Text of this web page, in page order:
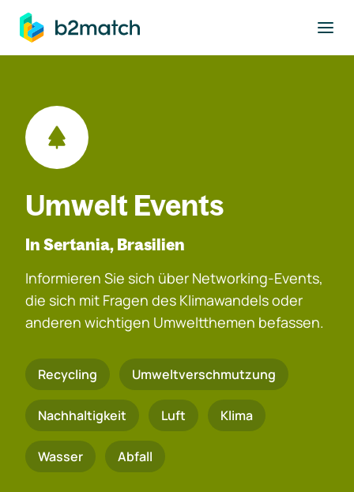
springen
Umwelt Events
In Sertania, Brasilien
Informieren Sie sich über Networking-Events,
die sich mit Fragen des Klimawandels oder
anderen wichtigen Umweltthemen befassen.
Recycling Umweltverschmutzung
Nachhaltigkeit Luft Klima
Wasser Abfall